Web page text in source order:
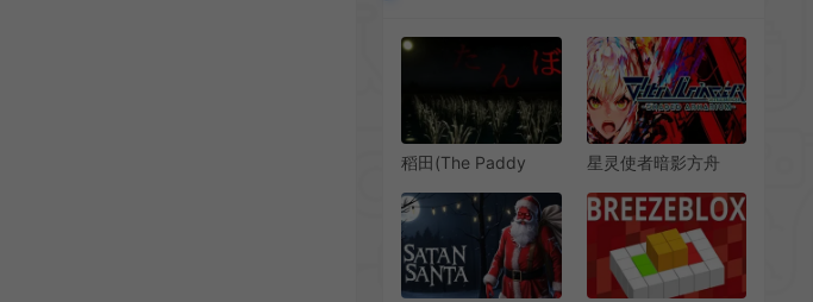
稻田(The Paddy
戏|下载
星灵使者暗影方舟
Shaded
Arkarium)2D弹幕科
幻动作射击游戏